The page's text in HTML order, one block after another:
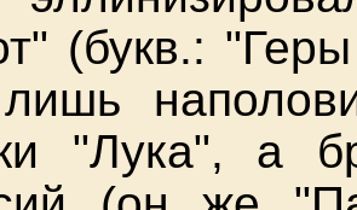
(букв.:
"Лука", а